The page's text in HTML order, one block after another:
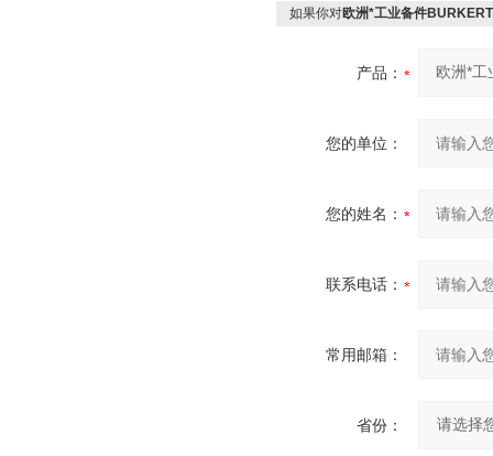
如果你对欧洲*工业备件
产品：
您的单位：
您的姓名：
联系电话：
常用邮箱：
省份：